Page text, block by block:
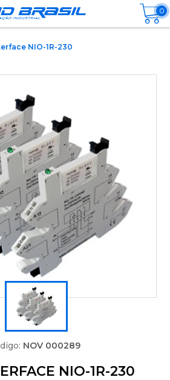
0
NIO-1R-230
NOV 000289
NIO-1R-230